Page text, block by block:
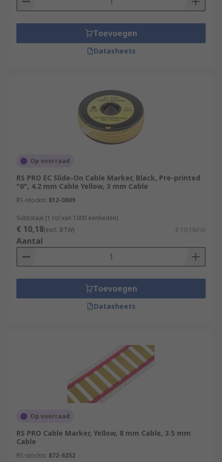
Toevoegen
Datasheets
Op voorraad
RS PRO EC Slide-On Cable Marker, Black, Pre-printed
"0", 4.2 mm Cable Yellow, 3 mm Cable
RS-stocknr. 812-0809
Subtotaal (1 rol van 1000 eenheden)
€ 10,18(excl. BTW) € 10,18/rol
Aantal
Toevoegen
Datasheets
Op voorraad
RS PRO Cable Marker, Yellow, 8 mm Cable, 3.5 mm
Cable
RS-stocknr. 872-6252